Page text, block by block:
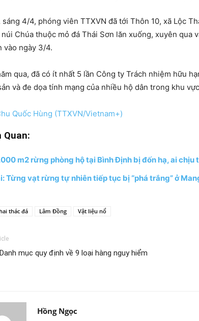
4/4, phóng viên TTXVN đã tới Thôn 10, xã Lộc
Chúa thuộc mỏ đá Thái Sơn lăn xuống, xuyên qua
vào ngày 3/4.
qua, đã có ít nhất 5 lần Công ty Trách nhiệm hữu
và đe dọa tính mạng của nhiều hộ dân trong khu
Quốc Hùng (TTXVN/Vietnam+)
Quan:
m2 rừng phòng hộ tại Bình Định bị đốn hạ, ai chịu
Từng vạt rừng tự nhiên tiếp tục bị “phá trắng” ở
thác đá Lâm Đồng Vật liệu nổ
mục quy định về 9 loại hàng nguy hiểm
Hồng Ngọc